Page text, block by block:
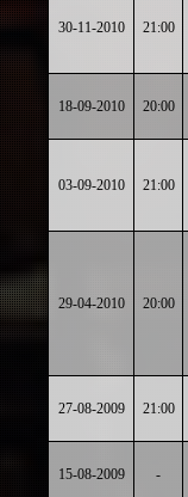
30-11-2010 21:00
18-09-2010 20:00
03-09-2010 21:00
29-04-2010 20:00
27-08-2009 21:00
15-08-2009 -